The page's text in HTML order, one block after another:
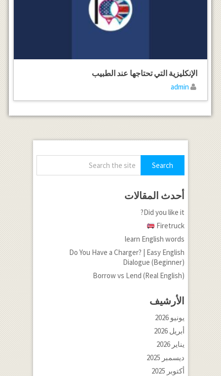
الإنكليزية التي تحتاجها عند الطبيب
admin
أحدث المقالات
Did you like it?
Firetruck
learn English words
Do You Have a Charger? | Easy English
Dialogue (Beginner)
Borrow vs Lend (Real English)
الأرشيف
يونيو 2026
أبريل 2026
يناير 2026
ديسمبر 2025
أكتوبر 2025